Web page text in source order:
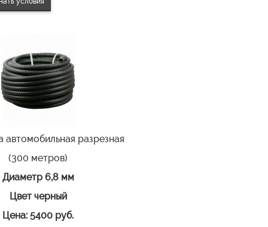
автомобильная разрезная
(300 метров)
Диаметр 6,8 мм
Цвет черный
Цена: 5400 руб.